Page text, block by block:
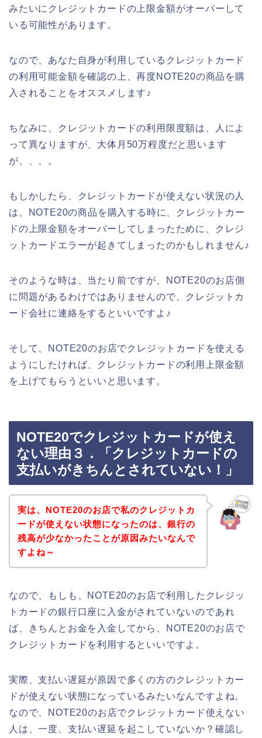
みたいにクレジットカードの上限金額がオーバーして
いる可能性があります。
なので、あなた自身が利用しているクレジットカード
の利用可能金額を確認の上、再度NOTE20の商品を購
入されることをオススメします♪
ちなみに、クレジットカードの利用限度額は、人によ
って異なりますが、大体月50万程度だと思います
が、、、。
もしかしたら、クレジットカードが使えない状況の人
は、NOTE20の商品を購入する時に、クレジットカー
ドの上限金額をオーバーしてしまったために、クレジ
ットカードエラーが起きてしまったのかもしれません♪
そのような時は、当たり前ですが、NOTE20のお店側
に問題があるわけではありませんので、クレジットカ
ード会社に連絡をするといいですよ♪
そして、NOTE20のお店でクレジットカードを使える
ようにしたければ、クレジットカードの利用上限金額
を上げてもらうといいと思います。
NOTE20でクレジットカードが使え
ない理由３．「クレジットカードの
支払いがきちんとされていない！」
実は、NOTE20のお店で私のクレジットカ
ードが使えない状態になったのは、銀行の
残高が少なかったことが原因みたいなんで
すよね～
なので、もしも、NOTE20のお店で利用したクレジッ
トカードの銀行口座に入金がされていないのであれ
ば、きちんとお金を入金してから、NOTE20のお店で
クレジットカードを利用するといいですよ。
実際、支払い遅延が原因で多くの方のクレジットカー
ドが使えない状態になっているみたいなんですよね。
なので、NOTE20のお店でクレジットカード使えない
人は、一度、支払い遅延を起こしていないか？確認し